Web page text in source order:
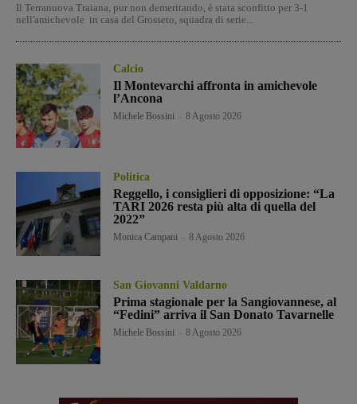
Il Terranuova Traiana, pur non demeritando, è stata sconfitto per 3-1
nell'amichevole in casa del Grosseto, squadra di serie...
Calcio
Il Montevarchi affronta in amichevole
l’Ancona
Michele Bossini 8 Agosto 2026
Politica
Reggello, i consiglieri di opposizione: “La
TARI 2026 resta più alta di quella del
2022”
Monica Campani 8 Agosto 2026
San Giovanni Valdarno
Prima stagionale per la Sangiovannese, al
“Fedini” arriva il San Donato Tavarnelle
Michele Bossini 8 Agosto 2026